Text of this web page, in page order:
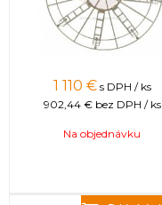
1 110 € s DPH / ks
902,44 € bez DPH / ks
Na objednávku